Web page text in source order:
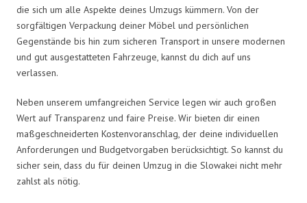
die sich um alle Aspekte deines Umzugs kümmern. Von der
sorgfältigen Verpackung deiner Möbel und persönlichen
Gegenstände bis hin zum sicheren Transport in unsere modernen
und gut ausgestatteten Fahrzeuge, kannst du dich auf uns
verlassen.
Neben unserem umfangreichen Service legen wir auch großen
Wert auf Transparenz und faire Preise. Wir bieten dir einen
maßgeschneiderten Kostenvoranschlag, der deine individuellen
Anforderungen und Budgetvorgaben berücksichtigt. So kannst du
sicher sein, dass du für deinen Umzug in die Slowakei nicht mehr
zahlst als nötig.